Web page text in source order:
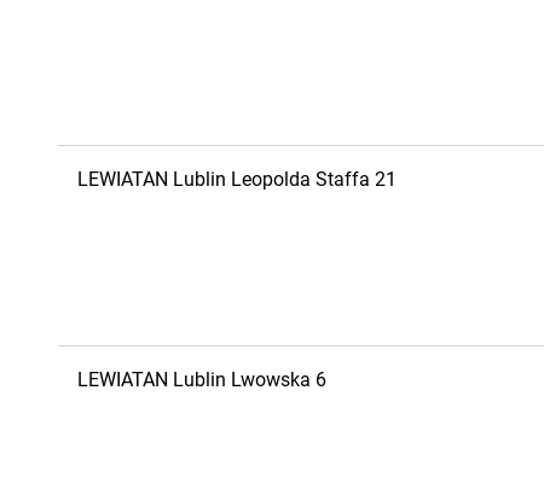
LEWIATAN Lublin Leopolda Staffa 21
LEWIATAN Lublin Lwowska 6